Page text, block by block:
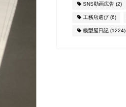
SNS動画広告(2)
工務店選び(6)
模型屋日記(1224)